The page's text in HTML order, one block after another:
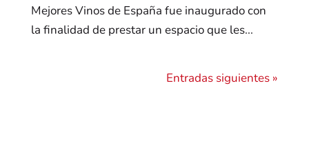
Mejores Vinos de España fue inaugurado con
la finalidad de prestar un espacio que les...
Entradas siguientes »